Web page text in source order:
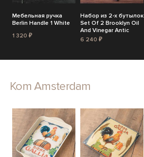
Мебельная ручка
Berlin Handle 1 White
1 320 ₽
Набор из 2-х бутылок
Set Of 2 Brooklyn Oil
And Vinegar Antic
6 240 ₽
Kom Amsterdam